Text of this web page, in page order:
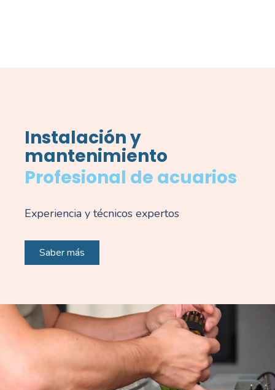
Instalación y
mantenimiento
Profesional de acuarios
Experiencia y técnicos expertos
Saber más